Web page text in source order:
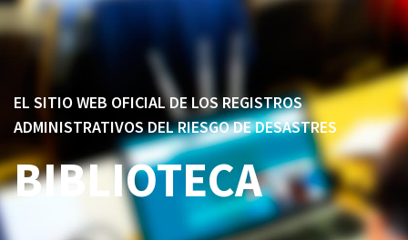
EL SITIO WEB OFICIAL DE LOS REGISTROS
ADMINISTRATIVOS DEL RIESGO DE DESASTRES
BIBLIOTECA